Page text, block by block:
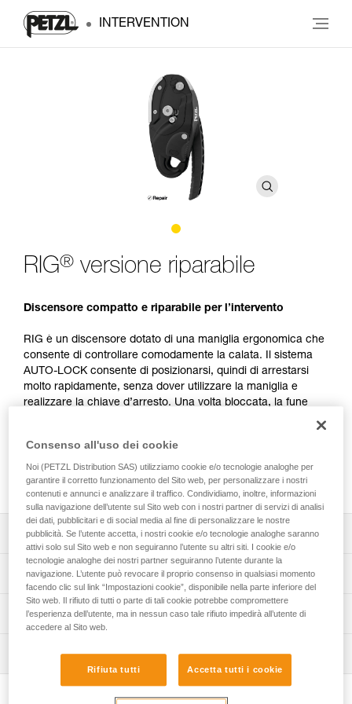
INTERVENTION
RIG® versione riparabile
Discensore compatto e riparabile per l’intervento
RIG è un discensore dotato di una maniglia ergonomica che
consente di controllare comodamente la calata. Il sistema
AUTO-LOCK consente di posizionarsi, quindi di arrestarsi
molto rapidamente, senza dover utilizzare la maniglia e
realizzare la chiave d’arresto. Una volta bloccata, la fune
un’alternativa semplice ed efficace ai discensori tradizionali.
Riparabile, è possibile sostituire la camma e il perno per
prolungarne la durata di vita.
Descrizione
Facilità di utilizzo:
- installazione semplice e rapida della fune, grazie alla
guida e alle marcature,
- maniglia dal design ergonomico che consente una
buona prensilità e un eccellente controllo della calata,
Specifiche tecniche
Compatibilità corda: da 9,5 a 11,5 mm
Carico massimo per una persona: fino a 140 kg (maggiori
Carico massimo per due persone: fino a 200 kg
nell’ambito di un soccorso (maggiori informazioni nella
nota informativa).
Informazioni tecniche
Scarica il pdf technical-notice-RIG-3
Ispezione
Scarica il pdf verif-EPI-IDS-IDL-IDevac-RIG-procedure-IT
Consenso all'uso dei cookie
Noi (PETZL Distribution SAS) utilizziamo cookie e/o tecnologie analoghe per
garantire il corretto funzionamento del Sito web, per personalizzare i nostri
contenuti e annunci e analizzare il traffico. Condividiamo, inoltre, informazioni
sulla navigazione dell’utente sul Sito web con i nostri partner di servizi di analisi
dei dati, pubblicitari e di social media al fine di personalizzare le nostre
pubblicità. Se l’utente accetta, i nostri cookie e/o tecnologie analoghe saranno
attivi solo sul Sito web e non seguiranno l’utente su altri siti. I cookie e/o
tecnologie analoghe dei nostri partner seguiranno l’utente durante la
navigazione. L’utente può revocare il proprio consenso in qualsiasi momento
facendo clic sul link “Impostazioni cookie”, disponibile nella parte inferiore del
Sito web. Il rifiuto di tutti o parte di tali cookie potrebbe compromettere
l’esperienza dell’utente, ma in nessun caso tale rifiuto impedirà all’utente di
accedere al Sito web.
Rifiuta tutti Accetta tutti i cookie